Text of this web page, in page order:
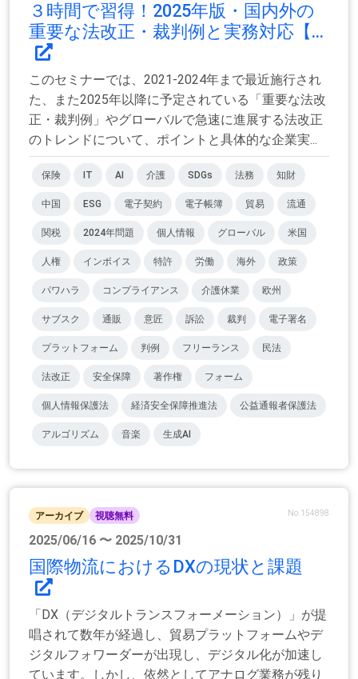
３時間で習得！2025年版・国内外の
重要な法改正・裁判例と実務対応【...
このセミナーでは、2021-2024年まで最近施行され
た、また2025年以降に予定されている「重要な法改
正・裁判例」やグローバルで急速に進展する法改正
のトレンドについて、ポイントと具体的な企業実...
保険 IT AI 介護 SDGs 法務 知財
中国 ESG 電子契約 電子帳簿 貿易 流通
関税 2024年問題 個人情報 グローバル 米国
人権 インボイス 特許 労働 海外 政策
パワハラ コンプライアンス 介護休業 欧州
サブスク 通販 意匠 訴訟 裁判 電子署名
プラットフォーム 判例 フリーランス 民法
法改正 安全保障 著作権 フォーム
個人情報保護法 経済安全保障推進法 公益通報者保護法
アルゴリズム 音楽 生成AI
アーカイブ 視聴無料 No.154898
2025/06/16 〜 2025/10/31
国際物流におけるDXの現状と課題
「DX（デジタルトランスフォーメーション）」が提
唱されて数年が経過し、貿易プラットフォームやデ
ジタルフォワーダーが出現し、デジタル化が加速し
ています。しかし、依然としてアナログ業務が残り